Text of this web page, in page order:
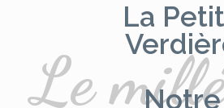
La
Notre
Le